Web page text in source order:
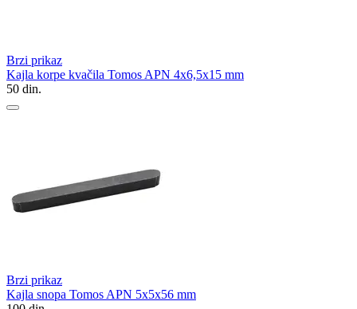
Brzi prikaz
Kajla korpe kvačila Tomos APN 4x6,5x15 mm
50 din.
Brzi prikaz
Kajla snopa Tomos APN 5x5x56 mm